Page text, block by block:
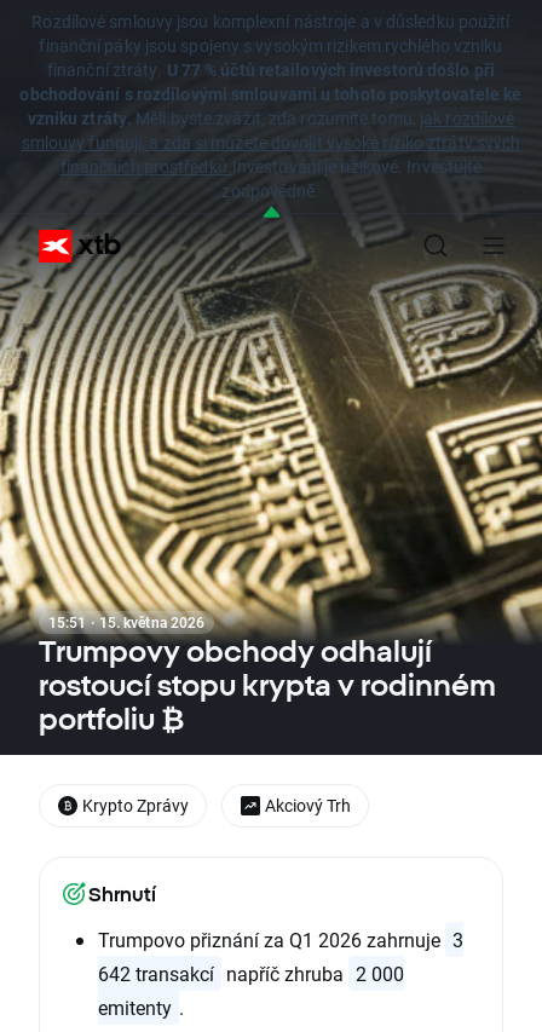
Rozdílové smlouvy jsou komplexní nástroje a v důsledku použití
finanční páky jsou spojeny s vysokým rizikem rychlého vzniku
finanční ztráty. U 77 % účtů retailových investorů došlo při
obchodování s rozdílovými smlouvami u tohoto poskytovatele ke
vzniku ztráty. Měli byste zvážit, zda rozumíte tomu, jak rozdílové
smlouvy fungují, a zda si můžete dovolit vysoké riziko ztráty svých
finančních prostředků.Investování je rizikové. Investujte
zodpovědně.
15:51 · 15. května 2026
Trumpovy obchody odhalují
rostoucí stopu krypta v rodinném
portfoliu ₿
Shrnutí
Trumpovo přiznání za Q1 2026 zahrnuje 3
642 transakcí napříč zhruba 2 000
emitenty .
Krypto Zprávy Akciový Trh